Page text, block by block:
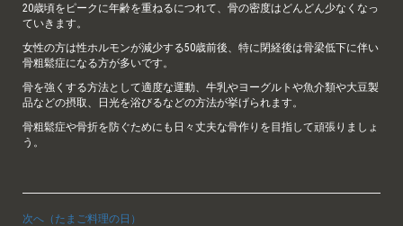
20歳頃をピークに年齢を重ねるにつれて、骨の密度はどんどん少なくなっ
ていきます。
女性の方は性ホルモンが減少する50歳前後、特に閉経後は骨梁低下に伴い
骨粗鬆症になる方が多いです。
骨を強くする方法として適度な運動、牛乳やヨーグルトや魚介類や大豆製
品などの摂取、日光を浴びるなどの方法が挙げられます。
骨粗鬆症や骨折を防ぐためにも日々丈夫な骨作りを目指して頑張りましょ
う。
次へ（たまご料理の日）